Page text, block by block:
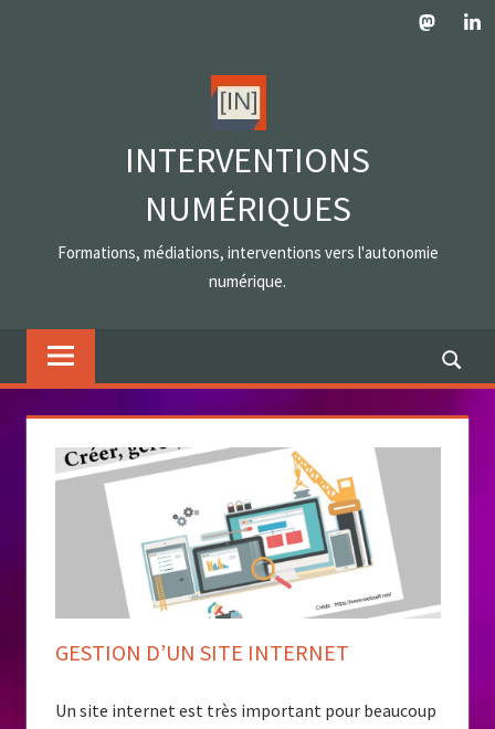
INTERVENTIONS
NUMÉRIQUES
Formations, médiations, interventions vers l'autonomie
numérique.
GESTION D’UN SITE INTERNET
Un site internet est très important pour beaucoup